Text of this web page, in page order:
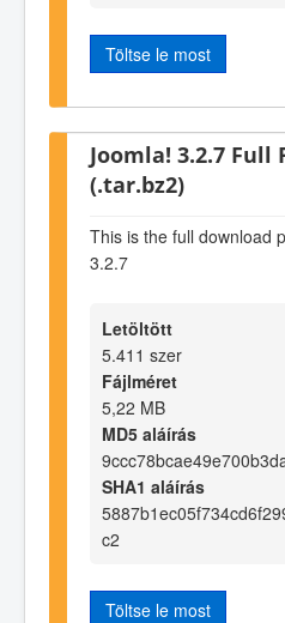
Töltse le most
Joomla! 3.2.7 Full
(.tar.bz2)
This is the full download
3.2.7
Letöltött
5.411 szer
Fájlméret
5,22 MB
MD5 aláírás
SHA1 aláírás
c2
Töltse le most